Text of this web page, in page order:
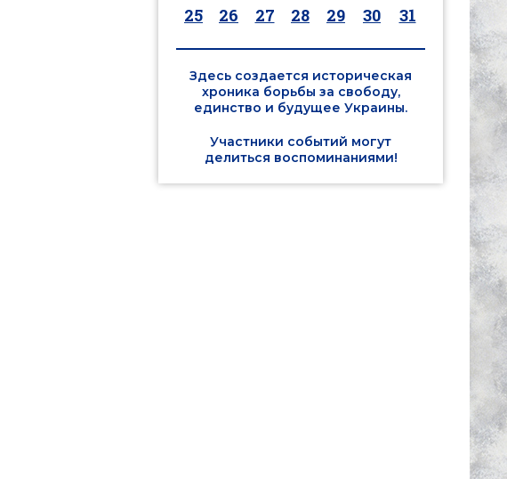
25
26 27 28 29 30 31
Здесь создается историческая
хроника борьбы за свободу,
единство и будущее Украины.
Участники событий могут
делиться воспоминаниями!